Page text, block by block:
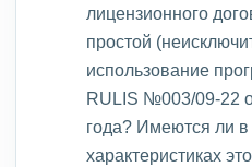
лицензионного
простой
использование
RULIS №003/09-22
года? Имеются ли
характеристиках